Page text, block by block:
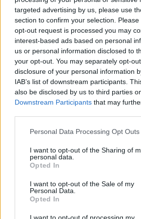
targeted advertising by us, please use
section to confirm your selection.
opt-out request is processed you may
interest-based ads based on personal
us or personal information disclosed to
your opt-out. You may separately opt-
disclosure of your personal information
IAB’s list of downstream participants.
also be disclosed by us to third parties
Downstream Participants that may
Personal Data Processing Opt Outs
I want to opt-out of the Sharing of
personal data.
Opted In
I want to opt-out of the Sale of my
Personal Data.
Opted In
I want to opt-out of processing my
07/08/26|15:16
Δημόσιο:
Οκτωβρίου οι
θα αναρτώνται
των φορέων
07/08/26|13:52
Ξεκινούν τα
δρομολόγια της
Μετρό
Μετρό Αθήνας:
στις Γραμμές 2
ολοκληρώνεται